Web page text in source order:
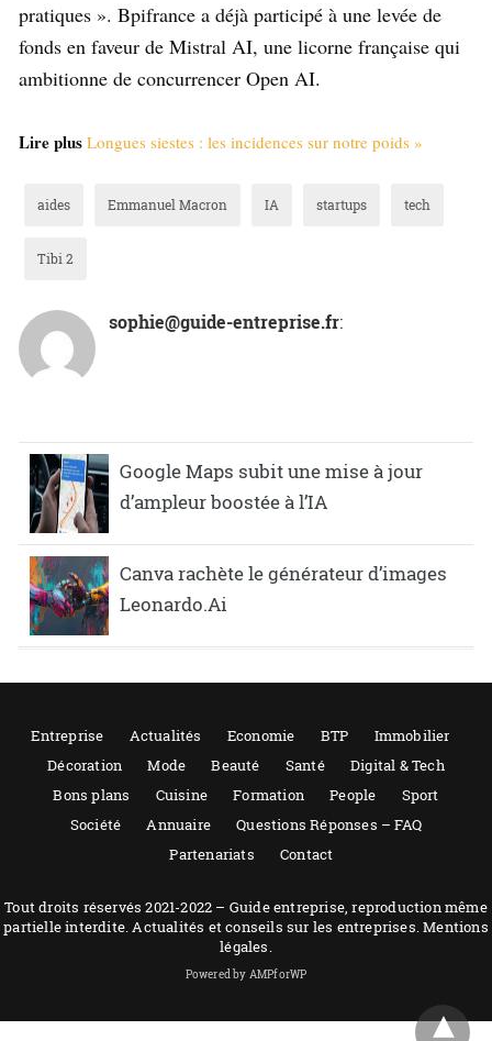
pratiques ». Bpifrance a déjà participé à une levée de
fonds en faveur de Mistral AI, une licorne française qui
ambitionne de concurrencer Open AI.
Lire plus Longues siestes : les incidences sur notre poids »
aides Emmanuel Macron IA startups tech
Tibi 2
sophie@guide-entreprise.fr:
Google Maps subit une mise à jour
d’ampleur boostée à l’IA
Canva rachète le générateur d’images
Leonardo.Ai
Entreprise Actualités Economie BTP
Immobilier
Décoration
Mode Beauté Santé
Digital & Tech
Bons plans
Cuisine Formation People
Sport
Société
Annuaire
Questions Réponses – FAQ
Partenariats
Contact
Tout droits réservés 2021-2022 – Guide entreprise, reproduction même
partielle interdite. Actualités et conseils sur les entreprises. Mentions
légales.
Powered by AMPforWP